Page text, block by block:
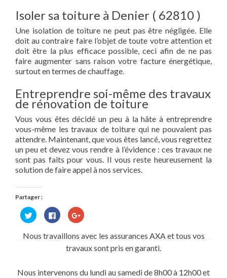
Isoler sa toiture à Denier ( 62810 )
Une isolation de toiture ne peut pas être négligée. Elle
doit au contraire faire l’objet de toute votre attention et
doit être la plus efficace possible, ceci afin de ne pas
faire augmenter sans raison votre facture énergétique,
surtout en termes de chauffage.
Entreprendre soi-même des travaux
de rénovation de toiture
Vous vous êtes décidé un peu à la hâte à entreprendre
vous-même les travaux de toiture qui ne pouvaient pas
attendre. Maintenant, que vous êtes lancé, vous regrettez
un peu et devez vous rendre à l’évidence : ces travaux ne
sont pas faits pour vous. Il vous reste heureusement la
solution de faire appel à nos services.
Partager :
Cliquez
pour
partager
Twitter(ouvre
Cliquez
pour
partager
sur
Facebook(ouvre
dans
une
Cliquez
pour
Google+
dans
fenêtre)
Nous travaillons avec les assurances AXA et tous vos
travaux sont pris en garanti.
Nous intervenons du lundi au samedi de 8h00 à 12h00 et